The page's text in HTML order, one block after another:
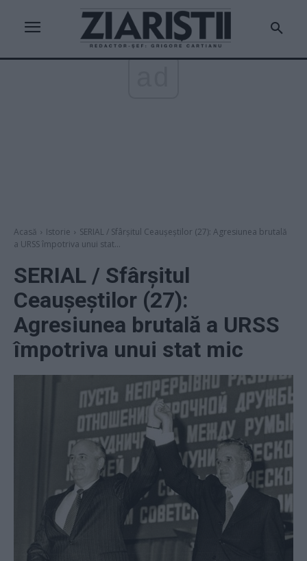
Acasă Istorie
SERIAL / Sfârşitul Ceauşeştilor (27): Agresiunea brutală
a URSS împotriva unui stat...
SERIAL / Sfârşitul
Ceauşeştilor (27):
Agresiunea brutală a URSS
împotriva unui stat mic